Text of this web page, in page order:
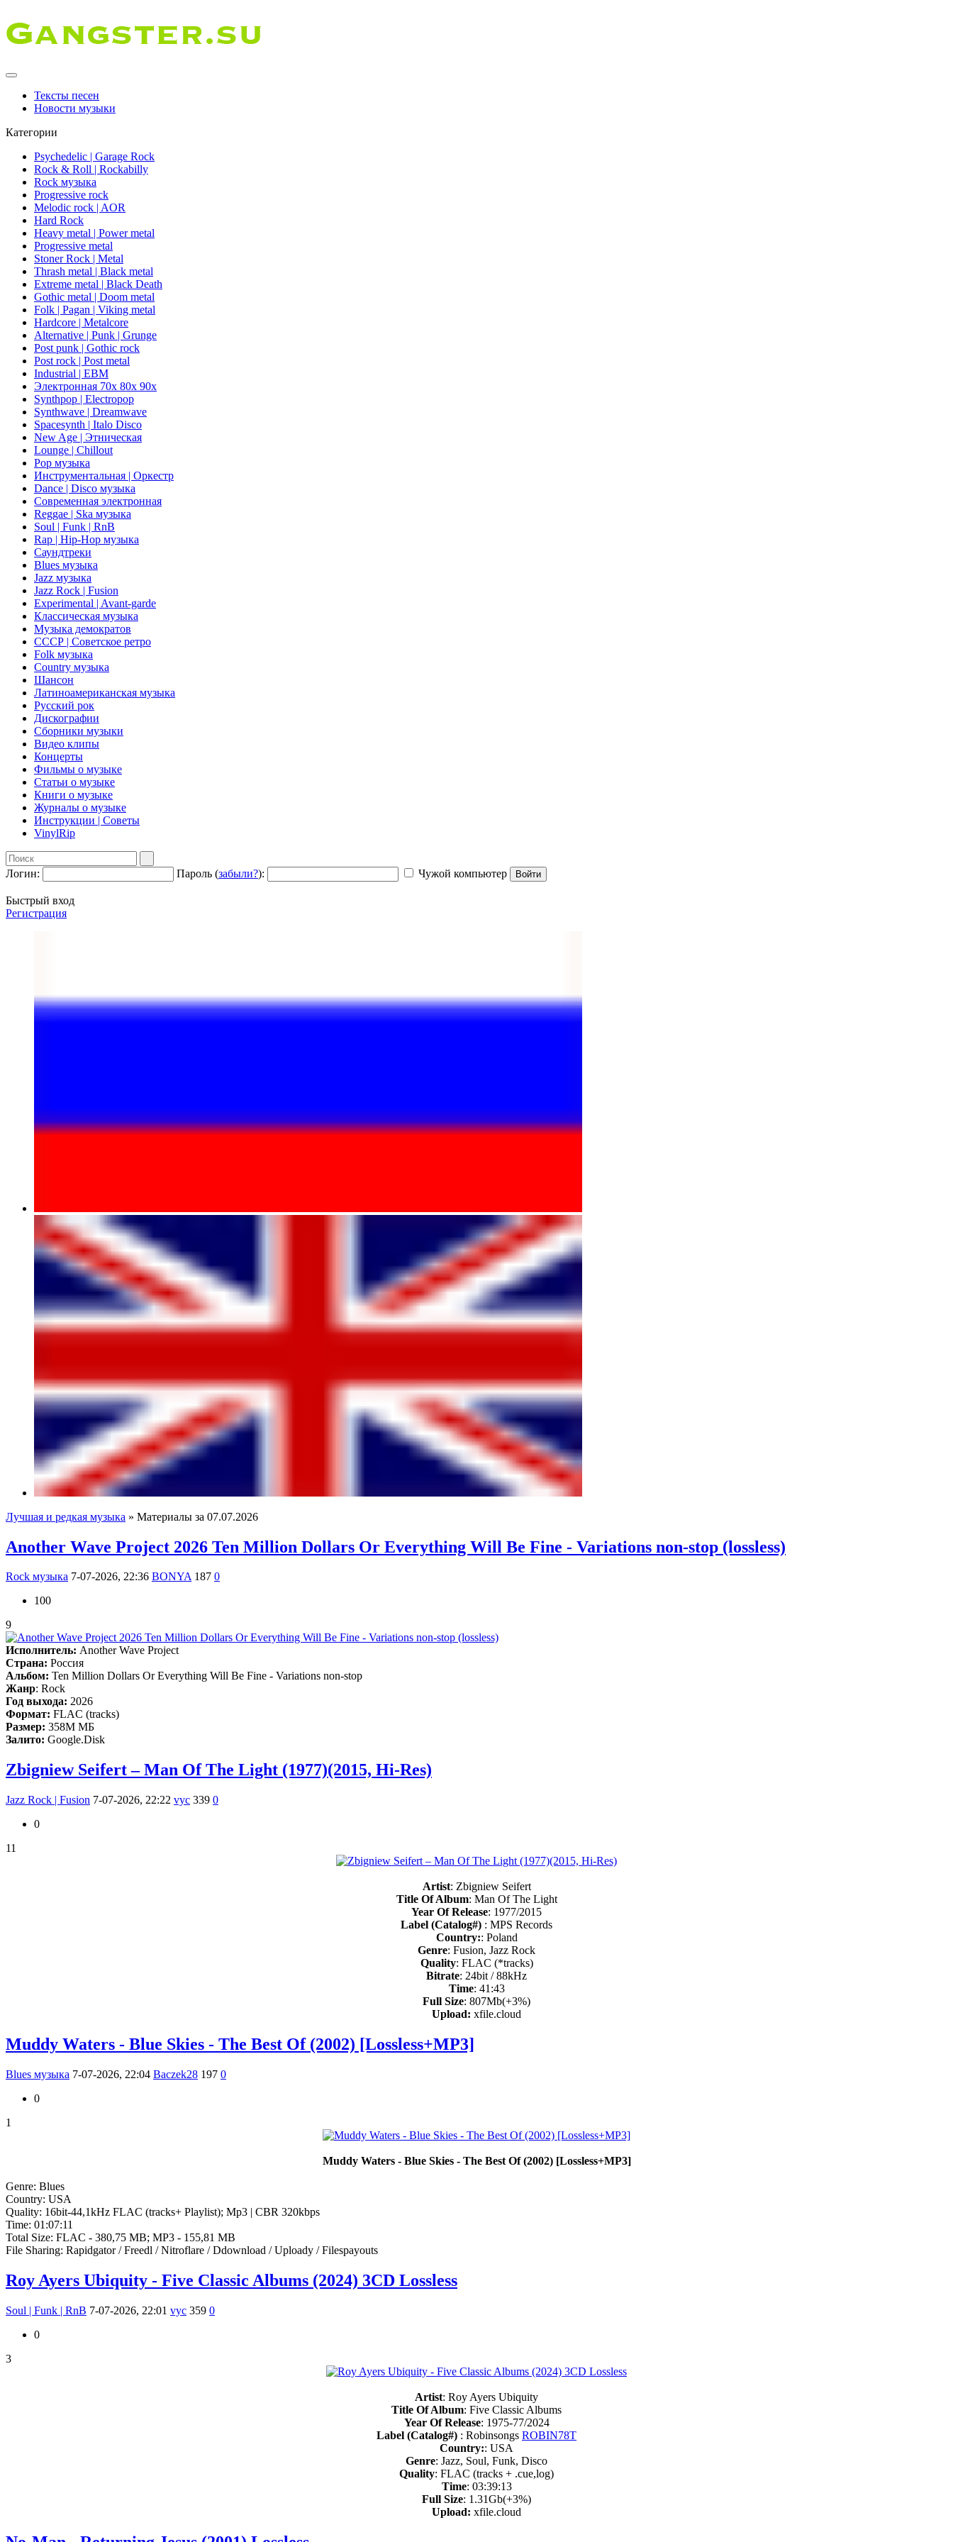
Тексты песен
Новости музыки
Категории
Psychedelic | Garage Rock
Rock & Roll | Rockabilly
Rock музыка
Progressive rock
Melodic rock | AOR
Hard Rock
Heavy metal | Power metal
Progressive metal
Stoner Rock | Metal
Thrash metal | Black metal
Extreme metal | Black Death
Gothic metal | Doom metal
Folk | Pagan | Viking metal
Hardcore | Metalcore
Alternative | Punk | Grunge
Post punk | Gothic rock
Post rock | Post metal
Industrial | EBM
Электронная 70х 80х 90х
Synthpop | Electropop
Synthwave | Dreamwave
Spacesynth | Italo Disco
New Age | Этническая
Lounge | Chillout
Pop музыка
Инструментальная | Оркестр
Dance | Disco музыка
Современная электронная
Reggae | Ska музыка
Soul | Funk | RnB
Rap | Hip-Hop музыка
Саундтреки
Blues музыка
Jazz музыка
Jazz Rock | Fusion
Experimental | Avant-garde
Классическая музыка
Музыка демократов
СССР | Советское ретро
Folk музыка
Country музыка
Шансон
Латиноамериканская музыка
Русский рок
Дискографии
Сборники музыки
Видео клипы
Концерты
Фильмы о музыке
Статьи о музыке
Книги о музыке
Журналы о музыке
Инструкции | Советы
VinylRip
Логин: Пароль (забыли?): Чужой компьютер Войти
Быстрый вход
Регистрация
Лучшая и редкая музыка » Материалы за 07.07.2026
Another Wave Project 2026 Ten Million Dollars Or Everything Will Be Fine - Variations non-stop (lossless)
Rock музыка 7-07-2026, 22:36 BONYA 187 0
100
9
Исполнитель: Another Wave Project
Страна: Россия
Альбом: Ten Million Dollars Or Everything Will Be Fine - Variations non-stop
Жанр: Rock
Год выхода: 2026
Формат: FLAC (tracks)
Размер: 358M МБ
Залито: Google.Disk
Zbigniew Seifert – Man Of The Light (1977)(2015, Hi-Res)
Jazz Rock | Fusion 7-07-2026, 22:22 vyc 339 0
0
11
Artist: Zbigniew Seifert
Title Of Album: Man Of The Light
Year Of Release: 1977/2015
Label (Catalog#) : MPS Records
Country:: Poland
Genre: Fusion, Jazz Rock
Quality: FLAC (*tracks)
Bitrate: 24bit / 88kHz
Time: 41:43
Full Size: 807Mb(+3%)
Upload: xfile.cloud
Muddy Waters - Blue Skies - The Best Of (2002) [Lossless+MP3]
Blues музыка 7-07-2026, 22:04 Baczek28 197 0
0
1
Muddy Waters - Blue Skies - The Best Of (2002) [Lossless+MP3]
Genre: Blues
Country: USA
Quality: 16bit-44,1kHz FLAC (tracks+ Playlist); Mp3 | CBR 320kbps
Time: 01:07:11
Total Size: FLAC - 380,75 MB; MP3 - 155,81 MB
File Sharing: Rapidgator / Freedl / Nitroflare / Ddownload / Uploady / Filespayouts
Roy Ayers Ubiquity - Five Classic Albums (2024) 3CD Lossless
Soul | Funk | RnB 7-07-2026, 22:01 vyc 359 0
0
3
Artist: Roy Ayers Ubiquity
Title Of Album: Five Classic Albums
Year Of Release: 1975-77/2024
Label (Catalog#) : Robinsongs ROBIN78T
Country:: USA
Genre: Jazz, Soul, Funk, Disco
Quality: FLAC (tracks + .cue,log)
Time: 03:39:13
Full Size: 1.31Gb(+3%)
Upload: xfile.cloud